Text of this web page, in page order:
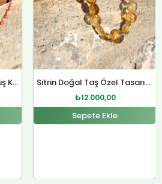
Rodonit Doğal Taş Gümüş Kolye Sitrin Doğal Taş Özel Tasarım Gümüş Kolye
₺12.000,00
Sepete Ekle